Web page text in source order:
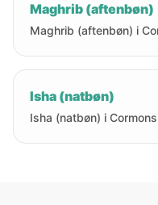
Maghrib (aftenbøn)
Maghrib (aftenbøn) i
Isha (natbøn)
Isha (natbøn) i